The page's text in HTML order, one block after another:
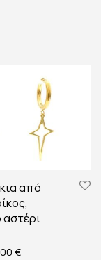
από
price was: 14,00
€Η τρέχουσα τιμή